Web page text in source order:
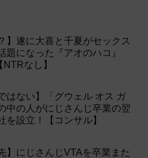
】遂に大喜と千夏がセックス
題になった『アオのハコ』
なし】
はない】「グウェル オス ガ
中の人がにじさんじ卒業の翌
を設立！【コンサル】
】にじさんじVTAを卒業また